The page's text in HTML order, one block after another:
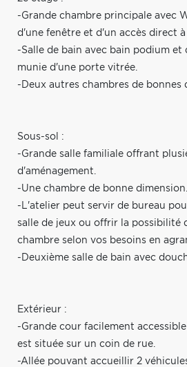
-Grande chambre principale avec
d'une fenêtre et d'un accès direct à
-Salle de bain avec bain podium
munie d'une porte vitrée.
-Deux autres chambres de bonnes
Sous-sol :
-Grande salle familiale offrant
d'aménagement.
-Une chambre de bonne dimension.
-L'atelier peut servir de bureau
salle de jeux ou offrir la possibilité
chambre selon vos besoins en
-Deuxième salle de bain avec
Extérieur :
-Grande cour facilement
est située sur un coin de rue.
-Allée pouvant accueillir 2